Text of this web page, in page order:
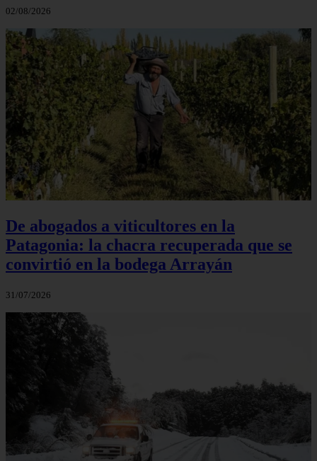
02/08/2026
De abogados a viticultores en la
Patagonia: la chacra recuperada que se
convirtió en la bodega Arrayán
31/07/2026